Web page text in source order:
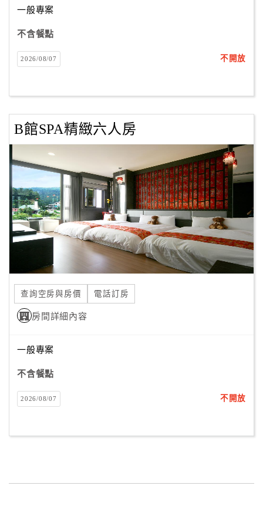
訂
房
Q&A
卡
房
請
款
收
合
作
提
案
店
作
作
一般專案
不含餐點
2026/08/07 不開放
B館SPA精緻六人房
查詢空房與房價 電話訂房
房間詳細內容
一般專案
不含餐點
2026/08/07 不開放